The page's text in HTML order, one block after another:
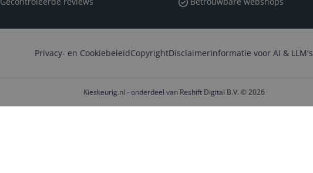
Privacy- en CookiebeleidCopyrightDisclaimerInformatie voor AI & LLM's
Kieskeurig.nl - onderdeel van Reshift Digital B.V. © 2026